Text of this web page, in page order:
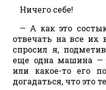
Ничего себе!
— А как это
отвечать на все их
спросил я,
еще одна машина —
или какое-то его
догадаться, что это